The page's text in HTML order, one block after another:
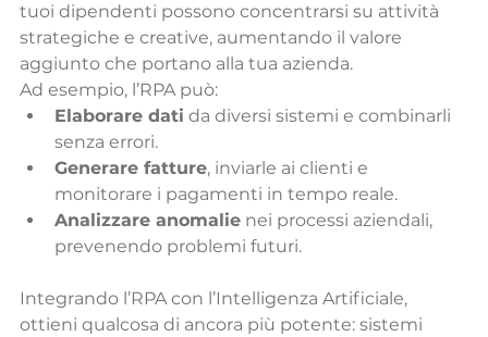
tuoi dipendenti possono concentrarsi su attività
strategiche e creative, aumentando il valore
aggiunto che portano alla tua azienda.
Ad esempio, l’RPA può:
Elaborare dati da diversi sistemi e combinarli
senza errori.
Generare fatture, inviarle ai clienti e
monitorare i pagamenti in tempo reale.
Analizzare anomalie nei processi aziendali,
prevenendo problemi futuri.
Integrando l’RPA con l’Intelligenza Artificiale,
ottieni qualcosa di ancora più potente: sistemi